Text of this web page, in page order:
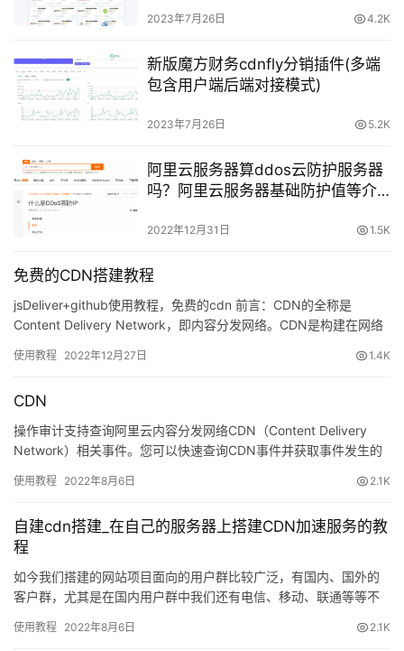
告
问
社
区
优
盾
动
态
注册
2023年7月26日 4.2K
新版魔方财务cdnfly分销插件(多端
包含用户端后端对接模式)
2023年7月26日 5.2K
阿里云服务器算ddos云防护服务器
吗？阿里云服务器基础防护值等介
2022年12月31日 1.5K
免费的CDN搭建教程
jsDeliver+github使用教程，免费的cdn 前言：CDN的全称是
Content Delivery Network，即内容分发网络。CDN是构建在网络
使用教程 2022年12月27日 1.4K
CDN
操作审计支持查询阿里云内容分发网络CDN（Content Delivery
Network）相关事件。您可以快速查询CDN事件并获取事件发生的
使用教程 2022年8月6日 2.1K
自建cdn搭建_在自己的服务器上搭建CDN加速服务的教
程
如今我们搭建的网站项目面向的用户群比较广泛，有国内、国外的
客户群，尤其是在国内用户群中我们还有电信、移动、联通等等不
使用教程 2022年8月6日 2.1K